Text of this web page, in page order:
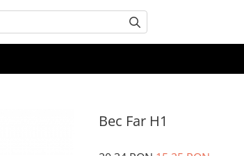
Bec Far H1